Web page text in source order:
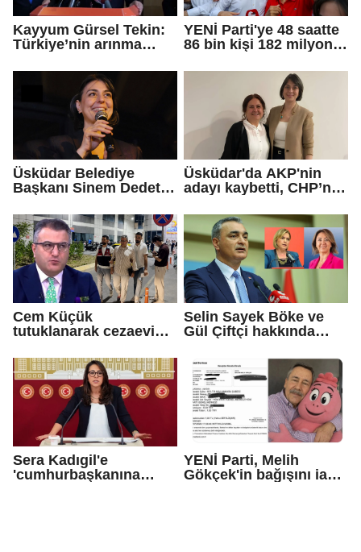
Kayyum Gürsel Tekin:
Türkiye’nin arınma
geldiniz...
YENİ Parti'ye 48 saatte
86 bin kişi 182 milyon
Üsküdar Belediye
Başkanı Sinem Dedetaş
Üsküdar'da AKP'nin
adayı kaybetti, CHP’nin
Çetinkaya Başkan
Vekili seçildi
Cem Küçük
tutuklanarak cezaevine
Selin Sayek Böke ve
Gül Çiftçi hakkında
başlatılacak
Sera Kadıgil'e
'cumhurbaşkanına
YENİ Parti, Melih
Gökçek'in bağışını iade